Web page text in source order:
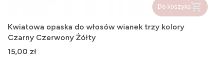
Do koszyka
Kwiatowa opaska do włosów wianek trzy kolory
Czarny Czerwony Żółty
Cena
15,00 zł